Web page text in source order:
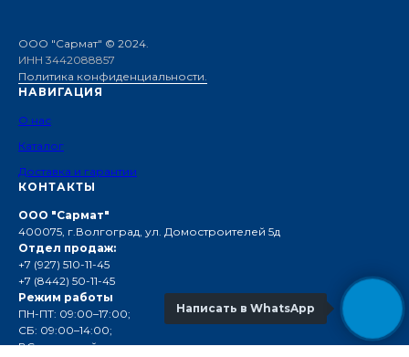
Написать в WhatsApp
ООО "Сармат" © 2024.
ИНН 3442088857
Политика конфиденциальности.
НАВИГАЦИЯ
О нас
Каталог
Доставка и гарантии
КОНТАКТЫ
ООО "Сармат"
400075, г.Волгоград, ул. Домостроителей 5д
Отдел продаж:
+7 (927) 510-11-45
+7 (8442) 50-11-45
Режим работы
ПН-ПТ: 09:00–17:00;
СБ: 09:00–14:00;
ВС: выходной